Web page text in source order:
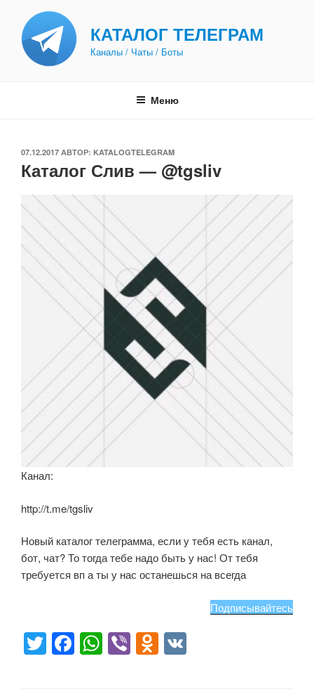
содержимому
КАТАЛОГ ТЕЛЕГРАМ
Каналы / Чаты / Боты
Меню
ОПУБЛИКОВАНО
07.12.2017 АВТОР: KATALOGTELEGRAM
Каталог Слив — @tgsliv
Канал:
http://t.me/tgsliv
Новый каталог телеграмма, если у тебя есть канал,
бот, чат? То тогда тебе надо быть у нас! От тебя
требуется вп а ты у нас останешься на всегда
Подписывайтесь
T F W Vi O